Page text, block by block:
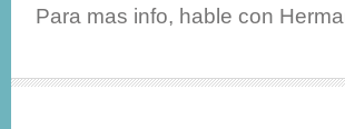
Para mas info, hable con